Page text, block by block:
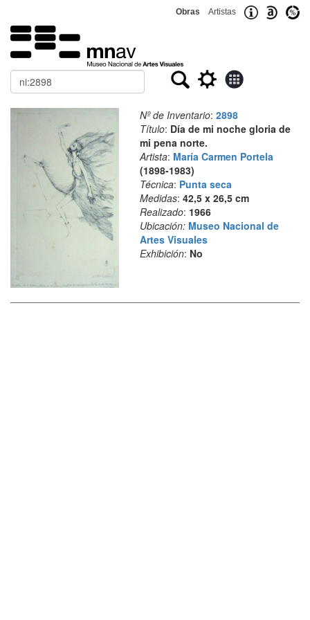
Obras Artistas
Buscar
Nº de Inventario: 2898
Título: Día de mi noche gloria de
mi pena norte.
Artista: María Carmen Portela
(1898-1983)
Técnica: Punta seca
Medidas: 42,5 x 26,5 cm
Realizado: 1966
Ubicación: Museo Nacional de
Artes Visuales
Exhibición: No